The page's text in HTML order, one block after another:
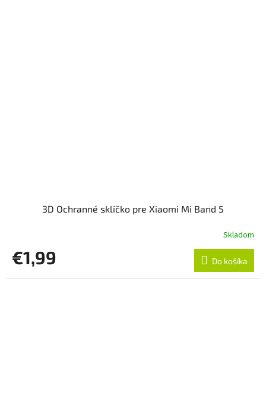
3D Ochranné sklíčko pre Xiaomi Mi Band 5
Skladom
€1,99 Do košíka